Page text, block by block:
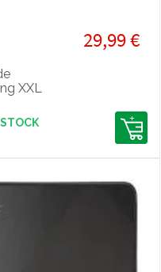
XXL
29,99 €